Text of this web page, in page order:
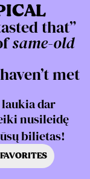
that”
same-old
met
dar
nusileidę
bilietas!